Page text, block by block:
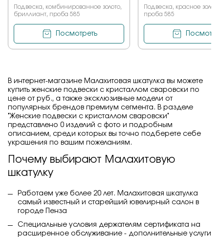
Подвеска, комбинированное золото,
бриллиант, проба 585
Посмотреть
Подвеска, красное
проба 585
В интернет-магазине Малахитовая шкатулка вы можете
купить женские подвески с кристаллом сваровски по
цене от руб., а также эксклюзивные модели от
популярных брендов премиум сегмента. В разделе
"Женские подвески с кристаллом сваровски"
представлено 0 изделий с фото и подробным
описанием, среди которых вы точно подберете себе
украшения по вашим пожеланиям.
Почему выбирают Малахитовую
шкатулку
Работаем уже более 20 лет. Малахитовая шкатулка
самый известный и старейший ювелирный салон в
городе Пенза
Специальные условия держателям сертификата на
расширенное обслуживание - дополнительные услуги